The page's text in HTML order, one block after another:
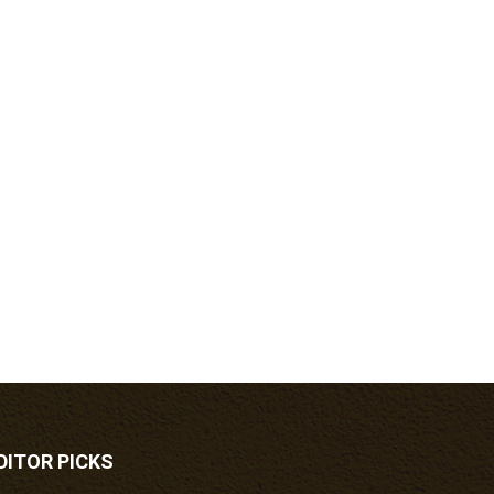
PICKS